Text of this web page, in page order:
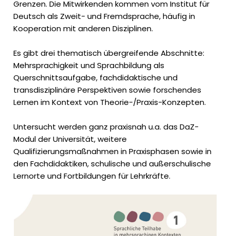
Grenzen. Die Mitwirkenden kommen vom Institut für
Deutsch als Zweit- und Fremdsprache, häufig in
Kooperation mit anderen Disziplinen.
Es gibt drei thematisch übergreifende Abschnitte:
Mehrsprachigkeit und Sprachbildung als
Querschnittsaufgabe, fachdidaktische und
transdisziplinäre Perspektiven sowie forschendes
Lernen im Kontext von Theorie-/Praxis-Konzepten.
Untersucht werden ganz praxisnah u.a. das DaZ-
Modul der Universität, weitere
Qualifizierungsmaßnahmen in Praxisphasen sowie in
den Fachdidaktiken, schulische und außerschulische
Lernorte und Fortbildungen für Lehrkräfte.